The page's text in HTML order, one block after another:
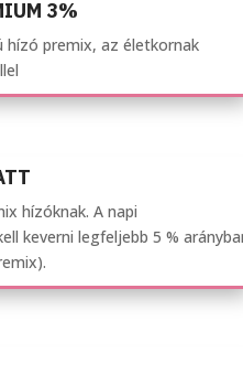
3%
hízó premix, az életkornak
hízóknak. A napi
keverni legfeljebb 5 %